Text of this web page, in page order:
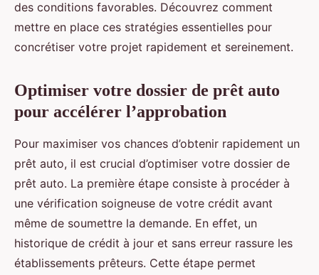
des conditions favorables. Découvrez comment
mettre en place ces stratégies essentielles pour
concrétiser votre projet rapidement et sereinement.
Optimiser votre dossier de prêt auto
pour accélérer l’approbation
Pour maximiser vos chances d’obtenir rapidement un
prêt auto, il est crucial d’optimiser votre dossier de
prêt auto. La première étape consiste à procéder à
une vérification soigneuse de votre crédit avant
même de soumettre la demande. En effet, un
historique de crédit à jour et sans erreur rassure les
établissements prêteurs. Cette étape permet